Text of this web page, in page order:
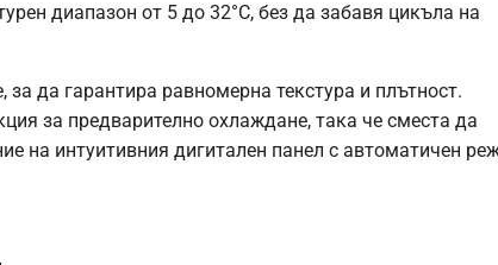
диапазон от 5 до 32°C, без да забавя цикъла на
да гарантира равномерна текстура и плътност.
за предварително охлаждане, така че сместа да
на интуитивния дигитален панел с автоматичен